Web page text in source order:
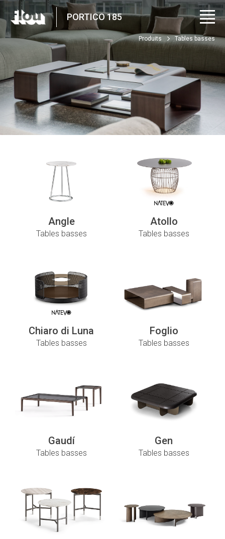
PORTICO 185
Produits Tables basses
Angle
Tables basses
Atollo
Tables basses
Chiaro di Luna
Tables basses
Foglio
Tables basses
Gaudí
Tables basses
Gen
Tables basses